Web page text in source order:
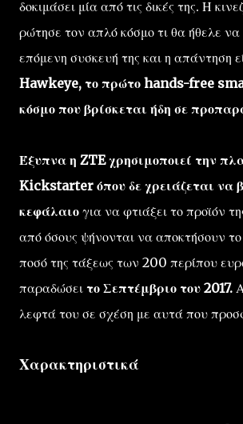
δοκιμάσει μία από τις δικές της. Η
ρώτησε τον απλό κόσμο τι θα ήθελε να
επόμενη συσκευή της και η απάντηση
Hawkeye, το πρώτο hands-free
κόσμο που βρίσκεται ήδη σε
Έξυπνα η ZTE χρησιμοποιεί την
Kickstarter όπου δε χρειάζεται να
κεφάλαιο για να φτιάξει το προϊόν
από όσους ψήνονται να αποκτήσουν
ποσό της τάξεως των 200 περίπου
παραδώσει το Σεπτέμβριο του 2017.
λεφτά του σε σχέση με αυτά που
Χαρακτηριστικά